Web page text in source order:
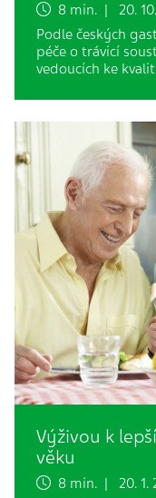
8 min. | 20.
Podle českých
péče o trávicí
vedoucích ke
Výživou k
věku
8 min. | 20. 1.